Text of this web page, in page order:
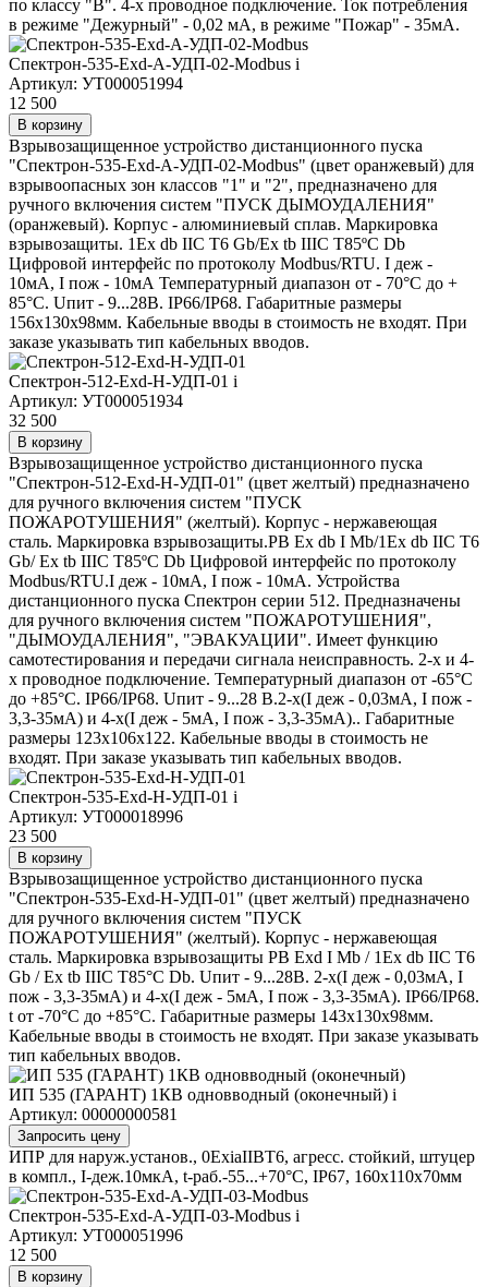
по классу "В". 4-х проводное подключение. Ток потребления
в режиме "Дежурный" - 0,02 мА, в режиме "Пожар" - 35мА.
Спектрон-535-Exd-А-УДП-02-Modbus i
Артикул: УТ000051994
12 500
В корзину
Взрывозащищенное устройство дистанционного пуска
"Спектрон-535-Exd-А-УДП-02-Modbus" (цвет оранжевый) для
взрывоопасных зон классов "1" и "2", предназначено для
ручного включения систем "ПУСК ДЫМОУДАЛЕНИЯ"
(оранжевый). Корпус - алюминиевый сплав. Маркировка
взрывозащиты. 1Ex db IIC T6 Gb/Ex tb IIIC T85ºC Db
Цифровой интерфейс по протоколу Modbus/RTU. I деж -
10мА, I пож - 10мА Температурный диапазон от - 70°C до +
85°C. Uпит - 9...28В. IP66/IP68. Габаритные размеры
156х130х98мм. Кабельные вводы в стоимость не входят. При
заказе указывать тип кабельных вводов.
Спектрон-512-Exd-Н-УДП-01 i
Артикул: УТ000051934
32 500
В корзину
Взрывозащищенное устройство дистанционного пуска
"Спектрон-512-Exd-Н-УДП-01" (цвет желтый) предназначено
для ручного включения систем "ПУСК
ПОЖАРОТУШЕНИЯ" (желтый). Корпус - нержавеющая
сталь. Маркировка взрывозащиты.РВ Ex db I Mb/1Ex db IIC T6
Gb/ Ex tb IIIC T85ºC Db Цифровой интерфейс по протоколу
Modbus/RTU.I деж - 10мА, I пож - 10мА. Устройства
дистанционного пуска Спектрон серии 512. Предназначены
для ручного включения систем "ПОЖАРОТУШЕНИЯ",
"ДЫМОУДАЛЕНИЯ", "ЭВАКУАЦИИ". Имеет функцию
самотестирования и передачи сигнала неисправность. 2-х и 4-
х проводное подключение. Температурный диапазон от -65°C
до +85°C. IP66/IP68. Uпит - 9...28 В.2-х(I деж - 0,03мА, I пож -
3,3-35мА) и 4-х(I деж - 5мА, I пож - 3,3-35мА).. Габаритные
размеры 123х106х122. Кабельные вводы в стоимость не
входят. При заказе указывать тип кабельных вводов.
Спектрон-535-Exd-Н-УДП-01 i
Артикул: УТ000018996
23 500
В корзину
Взрывозащищенное устройство дистанционного пуска
"Спектрон-535-Exd-Н-УДП-01" (цвет желтый) предназначено
для ручного включения систем "ПУСК
ПОЖАРОТУШЕНИЯ" (желтый). Корпус - нержавеющая
сталь. Маркировка взрывозащиты РВ Ехd I Mb / 1Ex db IIC T6
Gb / Ex tb IIIC T85°C Db. Uпит - 9...28В. 2-х(I деж - 0,03мА, I
пож - 3,3-35мА) и 4-х(I деж - 5мА, I пож - 3,3-35мА). IP66/IP68.
t от -70°C до +85°C. Габаритные размеры 143х130х98мм.
Кабельные вводы в стоимость не входят. При заказе указывать
тип кабельных вводов.
ИП 535 (ГАРАНТ) 1КВ одновводный (оконечный) i
Артикул: 00000000581
Запросить цену
ИПР для наруж.установ., 0ExiaIIBT6, агресс. стойкий, штуцер
в компл., I-деж.10мкА, t-раб.-55...+70°С, IP67, 160х110х70мм
Спектрон-535-Exd-А-УДП-03-Modbus i
Артикул: УТ000051996
12 500
В корзину